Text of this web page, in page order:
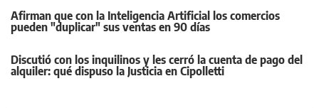
Afirman que con la Inteligencia Artificial los comercios
pueden "duplicar" sus ventas en 90 días
Discutió con los inquilinos y les cerró la cuenta de pago del
alquiler: qué dispuso la Justicia en Cipolletti